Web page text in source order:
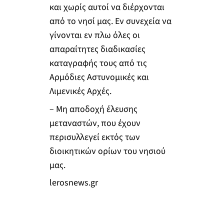
και χωρίς αυτοί να διέρχονται
από το νησί μας. Εν συνεχεία να
γίνονται εν πλω όλες οι
απαραίτητες διαδικασίες
καταγραφής τους από τις
Αρμόδιες Αστυνομικές και
Λιμενικές Αρχές.
– Μη αποδοχή έλευσης
μεταναστών, που έχουν
περισυλλεγεί εκτός των
διοικητικών ορίων του νησιού
μας.
lerosnews.gr